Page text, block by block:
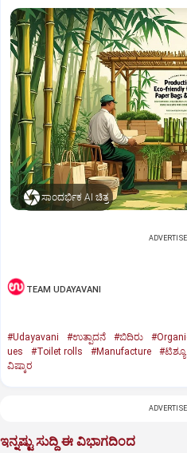
ಸಾಂದರ್ಭಿಕ AI ಚಿತ್ರ
TEAM UDAYAVANI
#Udayavani #ಉತ್ಪಾದನೆ #ಬಿದಿರು
ues
#Toilet rolls #Manufacture
ವಿಷ್ಕಾರ
ಇನ್ನಷ್ಟು ಸುದ್ದಿ ಈ ವಿಭಾಗದಿಂದ